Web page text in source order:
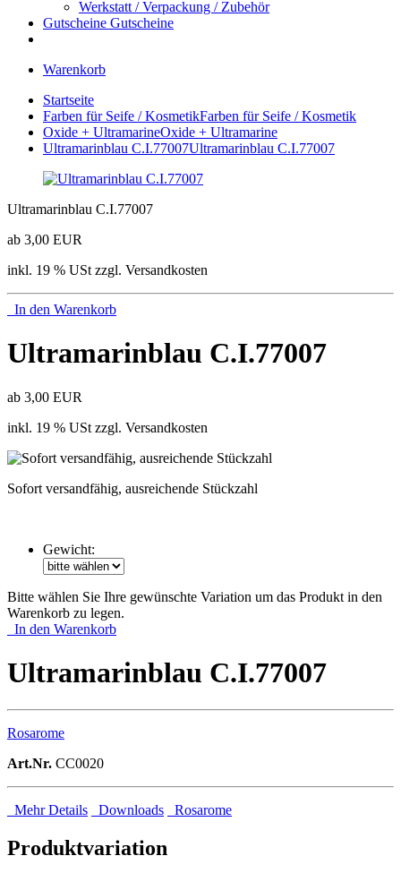
Werkstatt / Verpackung / Zubehör
Gutscheine Gutscheine
Warenkorb
Startseite
Farben für Seife / KosmetikFarben für Seife / Kosmetik
Oxide + UltramarineOxide + Ultramarine
Ultramarinblau C.I.77007Ultramarinblau C.I.77007
Ultramarinblau C.I.77007
ab 3,00 EUR
inkl. 19 % USt zzgl. Versandkosten
In den Warenkorb
Ultramarinblau C.I.77007
ab 3,00 EUR
inkl. 19 % USt zzgl. Versandkosten
Sofort versandfähig, ausreichende Stückzahl
Gewicht:
Bitte wählen Sie Ihre gewünschte Variation um das Produkt in den
Warenkorb zu legen.
In den Warenkorb
Ultramarinblau C.I.77007
Rosarome
Art.Nr. CC0020
Mehr Details Downloads Rosarome
Produktvariation